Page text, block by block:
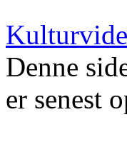
Denne
er senest